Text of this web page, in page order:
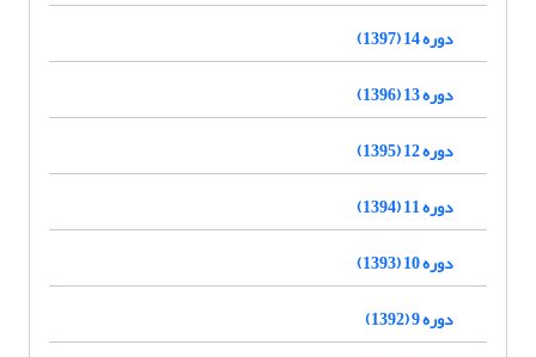
دوره 14 (1397)
دوره 13 (1396)
دوره 12 (1395)
دوره 11 (1394)
دوره 10 (1393)
دوره 9 (1392)